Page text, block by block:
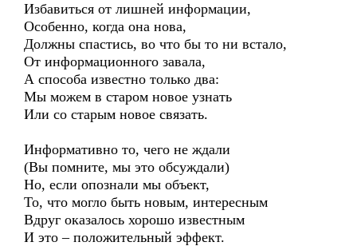
Избавиться от лишней информации,
Особенно, когда она нова,
Должны спастись, во что бы то ни встало,
От информационного завала,
А способа известно только два:
Мы можем в старом новое узнать
Или со старым новое связать.
Информативно то, чего не ждали
(Вы помните, мы это обсуждали)
Но, если опознали мы объект,
То, что могло быть новым, интересным
Вдруг оказалось хорошо известным
И это – положительный эффект.